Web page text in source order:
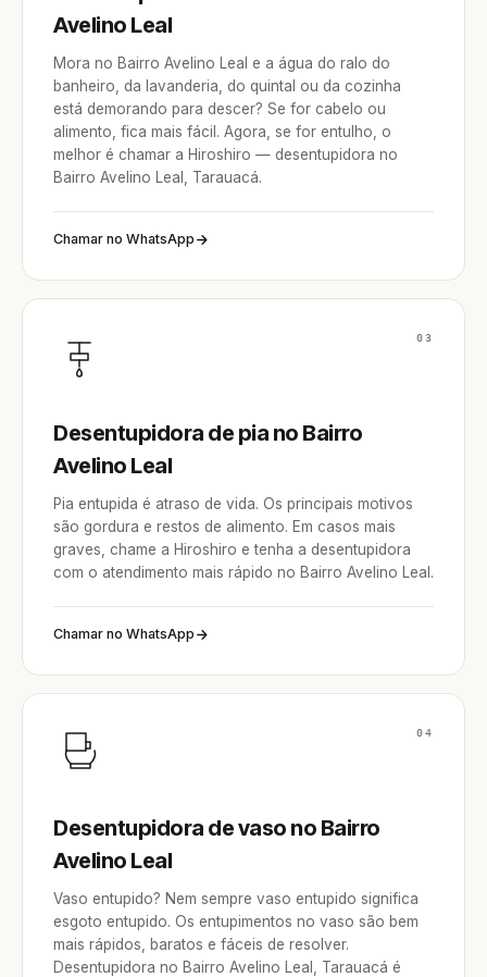
Avelino Leal
Mora no Bairro Avelino Leal e a água do ralo do
banheiro, da lavanderia, do quintal ou da cozinha
está demorando para descer? Se for cabelo ou
alimento, fica mais fácil. Agora, se for entulho, o
melhor é chamar a Hiroshiro — desentupidora no
Bairro Avelino Leal, Tarauacá.
Chamar no WhatsApp
03
Desentupidora de pia no Bairro
Avelino Leal
Pia entupida é atraso de vida. Os principais motivos
são gordura e restos de alimento. Em casos mais
graves, chame a Hiroshiro e tenha a desentupidora
com o atendimento mais rápido no Bairro Avelino Leal.
Chamar no WhatsApp
04
Desentupidora de vaso no Bairro
Avelino Leal
Vaso entupido? Nem sempre vaso entupido significa
esgoto entupido. Os entupimentos no vaso são bem
mais rápidos, baratos e fáceis de resolver.
Desentupidora no Bairro Avelino Leal, Tarauacá é